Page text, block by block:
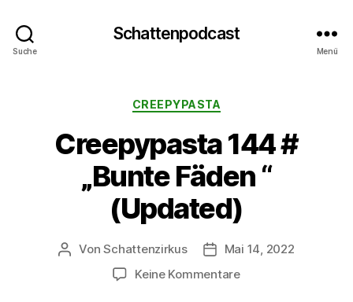
Suche
Schattenpodcast
Menü
Kategorien
CREEPYPASTA
Creepypasta 144 #
„Bunte Fäden “
(Updated)
Beitragsautor
VonSchattenzirkus Beitragsdatum
Mai 14, 2022
Keine Kommentarezu